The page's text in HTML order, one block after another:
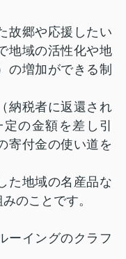
故郷や応援したい
地域の活性化や地
の増加ができる制
納税者に返還され
の金額を差し引
寄付金の使い道を
た地域の名産品な
のことです。
ーイングのクラフ